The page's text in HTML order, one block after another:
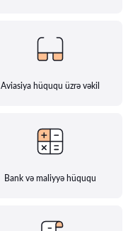
Aviasiya hüququ üzrə vəkil
Bank və maliyyə hüququ